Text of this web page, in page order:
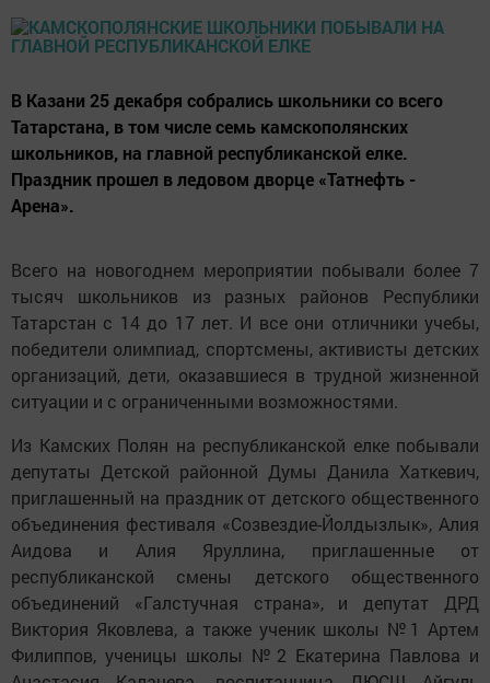
В Казани 25 декабря собрались школьники со всего
Татарстана, в том числе семь камскополянских
школьников, на главной республиканской елке.
Праздник прошел в ледовом дворце «Татнефть -
Арена».
Всего на новогоднем мероприятии побывали более 7
тысяч школьников из разных районов Республики
Татарстан с 14 до 17 лет. И все они отличники учебы,
победители олимпиад, спортсмены, активисты детских
организаций, дети, оказавшиеся в трудной жизненной
ситуации и с ограниченными возможностями.
Из Камских Полян на республиканской елке побывали
депутаты Детской районной Думы Данила Хаткевич,
приглашенный на праздник от детского общественного
объединения фестиваля «Созвездие-Йолдызлык», Алия
Аидова и Алия Яруллина, приглашенные от
республиканской смены детского общественного
объединений «Галстучная страна», и депутат ДРД
Виктория Яковлева, а также ученик школы №1 Артем
Филиппов, ученицы школы №2 Екатерина Павлова и